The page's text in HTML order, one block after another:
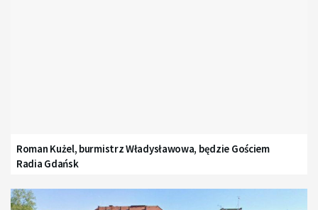
Roman Kużel, burmistrz Władysławowa, będzie Gościem
Radia Gdańsk